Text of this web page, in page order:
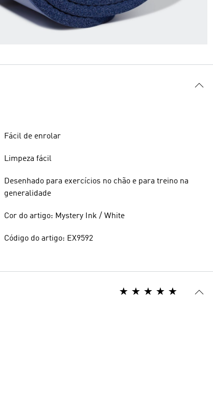
Fácil de enrolar
Limpeza fácil
Desenhado para exercícios no chão e para treino na
generalidade
Cor do artigo: Mystery Ink / White
Código do artigo: EX9592